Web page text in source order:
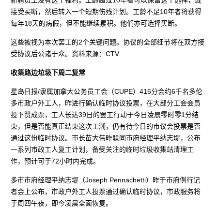
接受买断，然后转入一个短期伤残计划。工龄不足10年者将获得
每年18天的病假，但不能继续累积。他们亦可选择买断。
这些被视为本次罢工的2个关键问题。协议的全部细节将在双方接
受协议后公诸于众。资料来源：CTV
收集路边垃圾下周二复常
星岛日报/隶属加拿大公务员工会（CUPE）416分会约6千名多伦
多市政户外工人，昨进行确认临时协议投票，在大部分工会会员
投下赞成票，工人长达39日的罢工行动于今日凌晨零时零1分结
束，但是否能真正结束这次工潮，仍有待今日的市议会投票是否
通过这份临时协议。市长苗大伟昨联同市府经理平纳志堤，公布
一系列市政工人复工计划，备受关注的临时垃圾收集站清理工
作，预计可于72小时内完成。
多市市府经理平纳志堤（Joseph Pennachetti）昨于市府例行记
者会上公布，市政户外工人投票通过确认临时协议，市政服务将
于周四午夜，即今凌晨全面恢复。